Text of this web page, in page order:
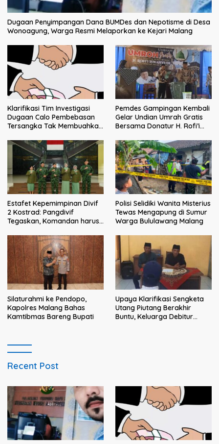
Dugaan Penyimpangan Dana BUMDes dan Nepotisme di Desa
Wonoagung, Warga Resmi Melaporkan ke Kejari Malang
Klarifikasi Tim Investigasi
Dugaan Calo Pembebasan
Tersangka Tak Membuahkan
Pemdes Gampingan Kembali
Gelar Undian Umrah Gratis
Bersama Donatur H. Rofi’i
bagi Pejuang Sosial
Estafet Kepemimpinan Divif
2 Kostrad: Pangdivif
Tegaskan, Komandan harus
dan solusi bagi prajurit
Polisi Selidiki Wanita Misterius
Tewas Mengapung di Sumur
Warga Bululawang Malang
Silaturahmi ke Pendopo,
Kapolres Malang Bahas
Kamtibmas Bareng Bupati
Upaya Klarifikasi Sengketa
Utang Piutang Berakhir
Buntu, Keluarga Debitur
Recent Post